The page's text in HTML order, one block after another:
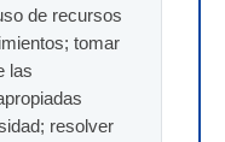
de recursos
tomar
las
resolver